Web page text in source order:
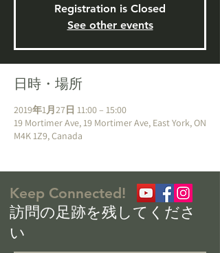
Registration is Closed
See other events
日時・場所
2019年1月27日 11:00 – 15:00
19 Mortimer Ave, 19 Mortimer Ave, East York, ON
M4K 1Z9, Canada
Keep Connected!
​訪問の足跡を残してくださ
い